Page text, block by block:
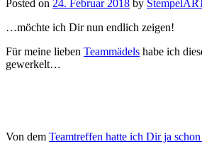
Posted on 24. Februar 2018 by
…möchte ich Dir nun endlich zeigen!
Für meine lieben Teammädels habe ich
gewerkelt…
Von dem Teamtreffen hatte ich Dir ja